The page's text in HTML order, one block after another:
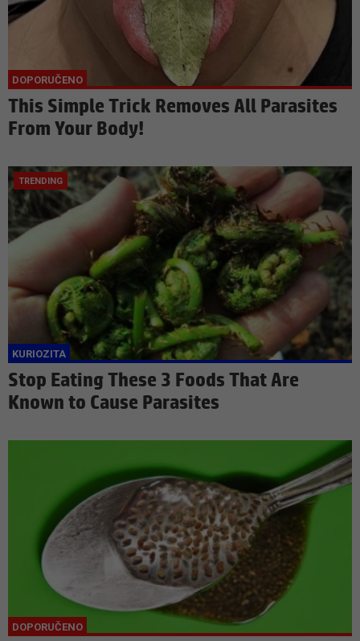
This Simple Trick Removes All Parasites
From Your Body!
Stop Eating These 3 Foods That Are
Known to Cause Parasites